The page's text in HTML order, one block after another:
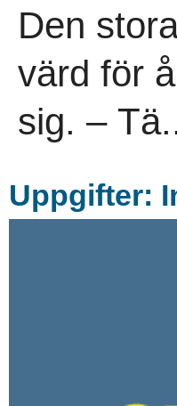
Den
värd för
sig. –
Uppgifter: